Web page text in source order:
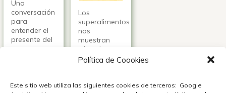
Política de Coookies
Este sitio web utiliza las siguientes cookies de terceros: Google
Una
conversación
para
entender el
presente del
construyendo
Los
superalimentos
nos
muestran
cómo la
nutrición y el
unen para